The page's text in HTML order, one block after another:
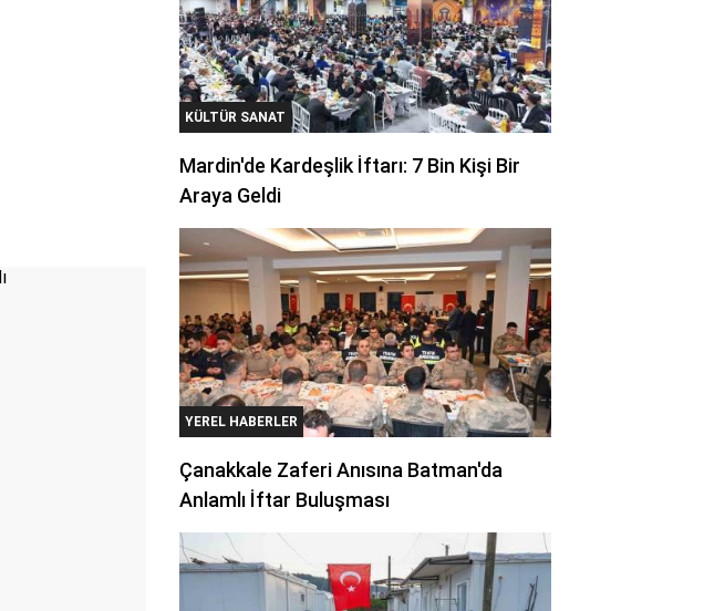
KÜLTÜR SANAT
Mardin'de Kardeşlik İftarı: 7 Bin Kişi Bir
Araya Geldi
YEREL HABERLER
Çanakkale Zaferi Anısına Batman'da
Anlamlı İftar Buluşması